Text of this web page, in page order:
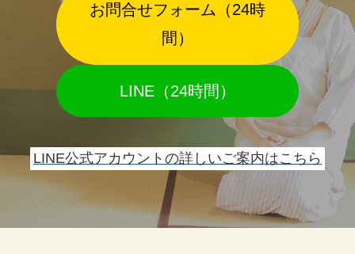
お問合せフォーム（24時
間）
LINE（24時間）
LINE公式アカウントの詳しいご案内はこちら